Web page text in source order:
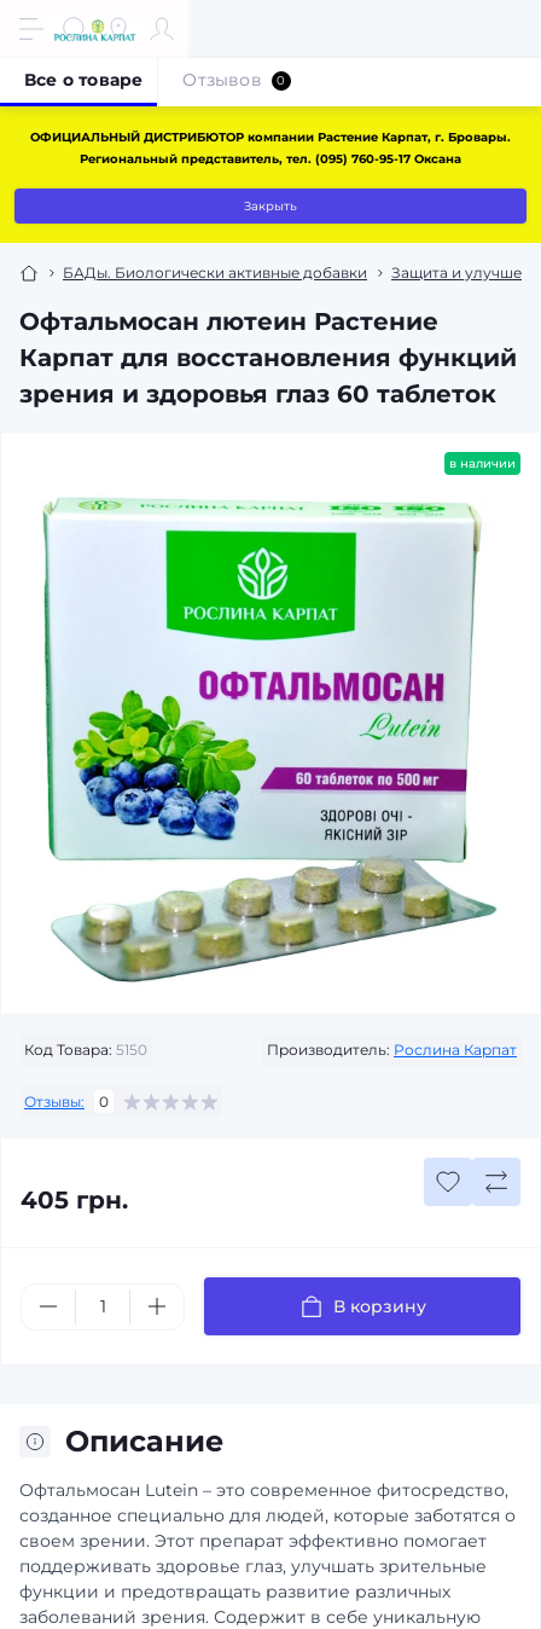
ОФИЦИАЛЬНЫЙ ДИСТРИБЮТОР компании Растение Карпат, г. Бровары.
Региональный представитель, тел. (095) 760-95-17 Оксана
Закрыть
БАДы. Биологически активные добавки Защита и
Офтальмосан лютеин Растение
Карпат для восстановления функций
зрения и здоровья глаз 60 таблеток
Все о товаре Отзывов 0
в наличии
Код Товара: 5150 Производитель: Рослина Карпат
Отзывы: 0
405 грн.
В корзину
Описание
Офтальмосан Lutein – это современное фитосредство,
созданное специально для людей, которые заботятся о
своем зрении. Этот препарат эффективно помогает
поддерживать здоровье глаз, улучшать зрительные
функции и предотвращать развитие различных
заболеваний зрения. Содержит в себе уникальную